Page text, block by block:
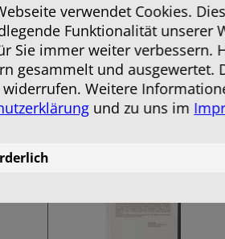
5
verwendet Cookies.
Funktionalität unserer
Sie immer weiter verbessern.
gesammelt und ausgewertet.
Weitere
und zu uns im